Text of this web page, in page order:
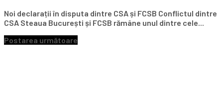
Noi declarații în disputa dintre CSA și FCSB Conflictul dintre
CSA Steaua București și FCSB rămâne unul dintre cele...
Postarea următoare